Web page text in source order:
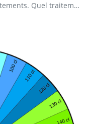
Permet de choisir entre différents traitements. Quel traitement serait le plus efficace pour ... ?